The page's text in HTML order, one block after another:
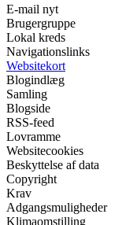
E-mail nyt
Brugergruppe
Lokal kreds
Navigationslinks
Websitekort
Blogindlæg
Samling
Blogside
RSS-feed
Lovramme
Websitecookies
Beskyttelse af data
Copyright
Krav
Adgangsmuligheder
Klimaomstilling